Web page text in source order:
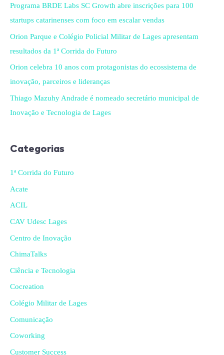
Programa BRDE Labs SC Growth abre inscrições para 100
startups catarinenses com foco em escalar vendas
Orion Parque e Colégio Policial Militar de Lages apresentam
resultados da 1ª Corrida do Futuro
Orion celebra 10 anos com protagonistas do ecossistema de
inovação, parceiros e lideranças
Thiago Mazuhy Andrade é nomeado secretário municipal de
Inovação e Tecnologia de Lages
Categorias
1ª Corrida do Futuro
Acate
ACIL
CAV Udesc Lages
Centro de Inovação
ChimaTalks
Ciência e Tecnologia
Cocreation
Colégio Militar de Lages
Comunicação
Coworking
Customer Success